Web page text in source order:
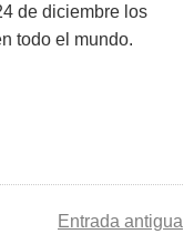
de diciembre los
todo el mundo.
Entrada antigua